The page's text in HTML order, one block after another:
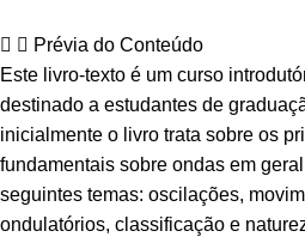
Prévia do Conteúdo
Este livro-texto é um curso
destinado a estudantes de
inicialmente o livro trata sobre os
fundamentais sobre ondas em
seguintes temas: oscilações,
ondulatórios, classificação e